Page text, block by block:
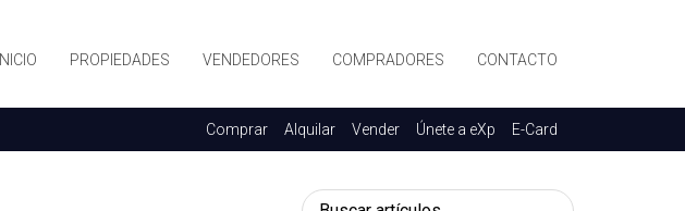
INICIO PROPIEDADES VENDEDORES COMPRADORES CONTACTO
Comprar Alquilar Vender Únete a eXp E-Card